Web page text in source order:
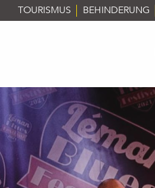
Aller
au
TOURISMUS BEHINDERUNG